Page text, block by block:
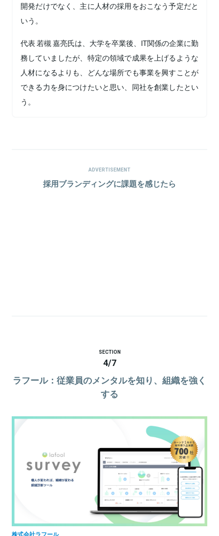
開発だけでなく、主に人材の採用をおこなう予定だと
いう。
代表 若槻 嘉亮氏は、大学を卒業後、IT関係の企業に勤
務していましたが、特定の領域で成果を上げるような
人材になるよりも、どんな場所でも事業を興すことが
できる力を身につけたいと思い、同社を創業したとい
う。
ADVERTISEMENT
採用ブランディングに課題を感じたら
SECTION
4/7
ラフール：従業員のメンタルを知り、組織を強く
する
株式会社ラフール